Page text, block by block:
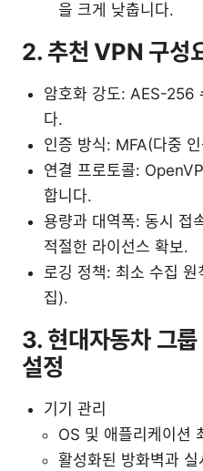
을 크게 낮춥니다.
2. 추천 VPN 구성
암호화 강도: AES-256
다.
인증 방식: MFA(다중
연결 프로토콜:
합니다.
용량과 대역폭: 동시 접
적절한 라이선스 확보.
로깅 정책: 최소 수집
집).
3. 현대자동차 그
설정
기기 관리
OS 및 애플리케이션
활성화된 방화벽과